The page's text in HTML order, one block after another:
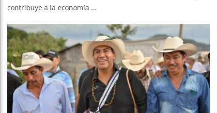
contribuye a la economía ...